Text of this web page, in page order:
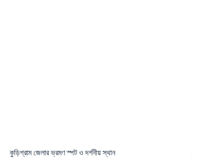
কুড়িগ্রাম জেলার ভ্রমণ স্পট ও দর্শনীয় স্থান